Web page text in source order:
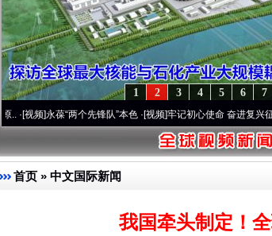
7
6
5
4
3
2
1
永葆“两个先锋队”本色·[视频]牢记初心使命 奋进复兴征程丨宝
首页 » 中文国际新闻
我国牵头制定！